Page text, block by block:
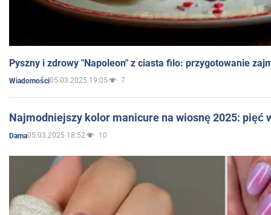
Pyszny i zdrowy "Napoleon" z ciasta filo: przygotowanie
Wiadomości05.03.2025 19:05 7
Najmodniejszy kolor manicure na wiosnę 2025: pięć
Dama05.03.2025 18:52 10